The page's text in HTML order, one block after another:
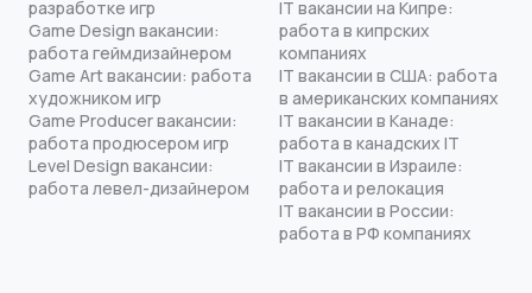
разработке игр
Game Design вакансии:
работа геймдизайнером
Game Art вакансии: работа
художником игр
Game Producer вакансии:
работа продюсером игр
Level Design вакансии:
работа левел-дизайнером
IT вакансии на Кипре:
работа в кипрских
компаниях
IT вакансии в США: работа
в американских компаниях
IT вакансии в Канаде:
работа в канадских IT
IT вакансии в Израиле:
работа и релокация
IT вакансии в России:
работа в РФ компаниях